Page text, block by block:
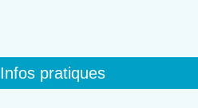
Infos pratiques